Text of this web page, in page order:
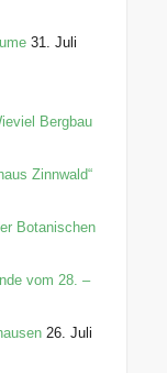
31. Juli
Bergbau
Zinnwald“
Botanischen
vom 28. –
26. Juli